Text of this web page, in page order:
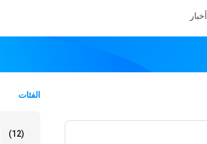
أخبار
الفئات
(12)